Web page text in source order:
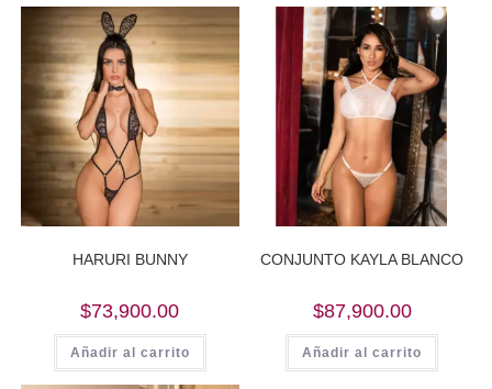
HARURI BUNNY
$73,900.00
Añadir al carrito
CONJUNTO KAYLA BLANCO
$87,900.00
Añadir al carrito